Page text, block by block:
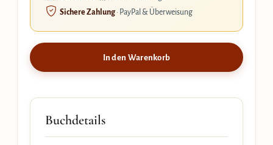
Sichere Zahlung· PayPal & Überweisung
In den Warenkorb
Buchdetails